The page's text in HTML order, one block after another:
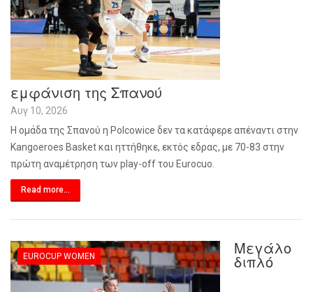
εμφάνιση της Σπανού
Αυγ 10, 2026
Η ομάδα της Σπανού η Polcowice δεν τα κατάφερε απέναντι στην
Kangoeroes Basket και ηττήθηκε, εκτός εδρας, με 70-83 στην
πρώτη αναμέτρηση των play-off του Eurocuo.
Read more...
EUROCUP WOMEN Μεγάλο
διπλό